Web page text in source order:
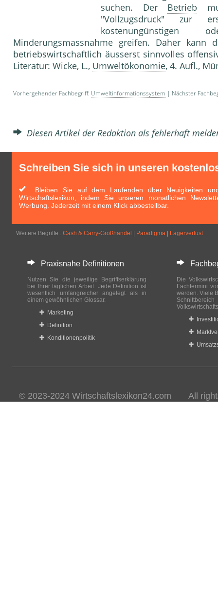
suchen. Der Betrieb
"Vollzugsdruck" zur
kostenungünstigen
Minderungsmassnahme greifen. Daher kann
betriebswirtschaftlich äusserst sinnvolles
Literatur: Wicke, L., Umweltökonomie, 4. Aufl.,
Vorhergehender Fachbegriff: Umweltinformationssystem | Nächster
Diesen Artikel der Redaktion als fehlerhaft
Schreiben Sie sich in unseren
Bleiben Sie auf dem Laufenden über Neuigkeiten
Wirtschaftslexikon, indem Sie unseren monatlichen
Werbung. Jederzeit mit einem Klick abbestellbar.
Weitere Begriffe : Cash & Carry-Großhandel Paradigma Lagerverlust
Praxisnahe Definitionen
Nutzen Sie die jeweilige Begriffserklärung
bei Ihrer täglichen Arbeit. Jede Definition ist
wesentlich umfangreicher angelegt als in
einem gewöhnlichen Glossar.
Marketing
Definition
Konditionenpolitik
Die
Fachtermini
werden. Viele
© 2023-2024 Wirtschaftslexikon24.com All